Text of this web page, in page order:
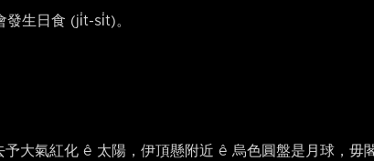
發生日食 (ji̍t-si̍t)。
大氣紅化 ê 太陽，伊頂懸附近 ê 烏色圓盤是月球，毋